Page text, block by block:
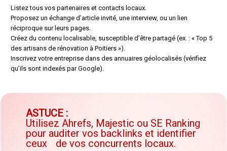
Listez tous vos partenaires et contacts locaux.
Proposez un échange d’article invité, une interview, ou un lien
réciproque sur leurs pages.
Créez du contenu localisable, susceptible d’être partagé (ex. : « Top 5
des artisans de rénovation à Poitiers »).
Inscrivez votre entreprise dans des annuaires géolocalisés (vérifiez
qu’ils sont indexés par Google).
ASTUCE :
Utilisez Ahrefs, Majestic ou SE Ranking
pour auditer vos backlinks et identifier
ceux de vos concurrents locaux.